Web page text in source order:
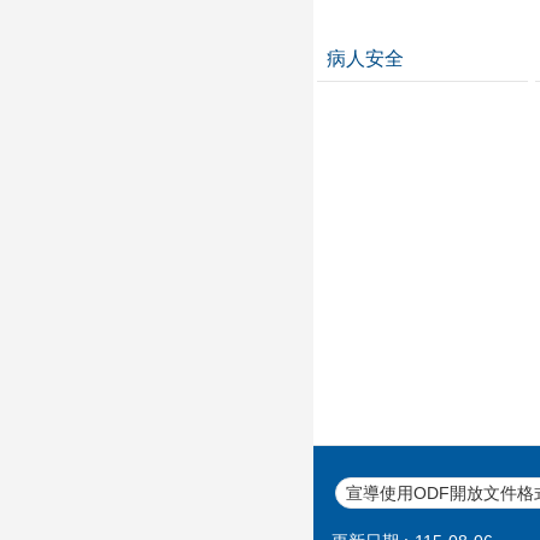
病人安全
宣導使用ODF開放文件格